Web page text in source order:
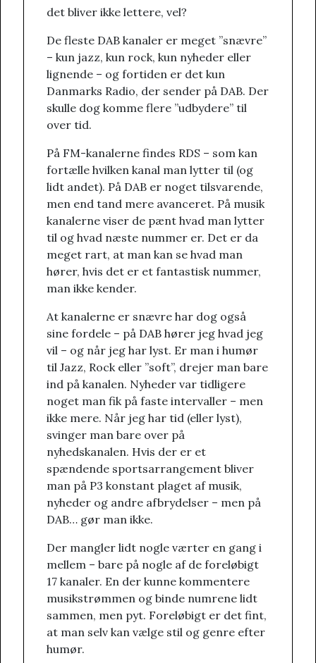
det bliver ikke lettere, vel?
De fleste DAB kanaler er meget ”snævre”
– kun jazz, kun rock, kun nyheder eller
lignende – og fortiden er det kun
Danmarks Radio, der sender på DAB. Der
skulle dog komme flere ”udbydere” til
over tid.
På FM-kanalerne findes RDS – som kan
fortælle hvilken kanal man lytter til (og
lidt andet). På DAB er noget tilsvarende,
men end tand mere avanceret. På musik
kanalerne viser de pænt hvad man lytter
til og hvad næste nummer er. Det er da
meget rart, at man kan se hvad man
hører, hvis det er et fantastisk nummer,
man ikke kender.
At kanalerne er snævre har dog også
sine fordele – på DAB hører jeg hvad jeg
vil – og når jeg har lyst. Er man i humør
til Jazz, Rock eller ”soft”, drejer man bare
ind på kanalen. Nyheder var tidligere
noget man fik på faste intervaller – men
ikke mere. Når jeg har tid (eller lyst),
svinger man bare over på
nyhedskanalen. Hvis der er et
spændende sportsarrangement bliver
man på P3 konstant plaget af musik,
nyheder og andre afbrydelser – men på
DAB… gør man ikke.
Der mangler lidt nogle værter en gang i
mellem – bare på nogle af de foreløbigt
17 kanaler. En der kunne kommentere
musikstrømmen og binde numrene lidt
sammen, men pyt. Foreløbigt er det fint,
at man selv kan vælge stil og genre efter
humør.